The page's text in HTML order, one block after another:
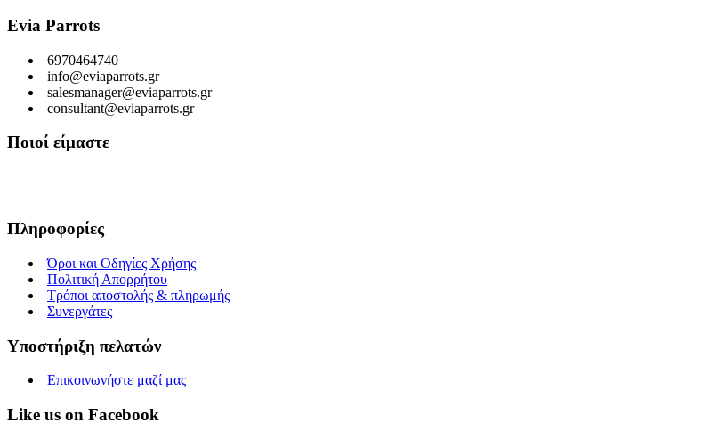
Evia Parrots
6970464740
info@eviaparrots.gr
salesmanager@eviaparrots.gr
consultant@eviaparrots.gr
Ποιοί είμαστε
Πληροφορίες
Όροι και Οδηγίες Χρήσης
Πολιτική Απορρήτου
Τρόποι αποστολής & πληρωμής
Συνεργάτες
Υποστήριξη πελατών
Επικοινωνήστε μαζί μας
Like us on Facebook